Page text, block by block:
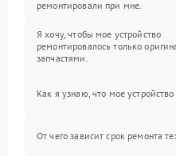
ремонтировали при мне.
Я хочу, чтобы мое устройство
ремонтировалось только
запчастями.
Как я узнаю, что мое устройство
От чего зависит срок ремонта